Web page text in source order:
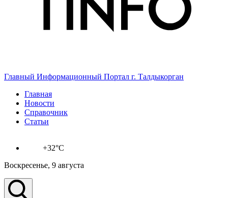
Главный Информационный Портал г. Талдыкорган
Главная
Новости
Справочник
Статьи
+32°C
Воскресенье, 9 августа